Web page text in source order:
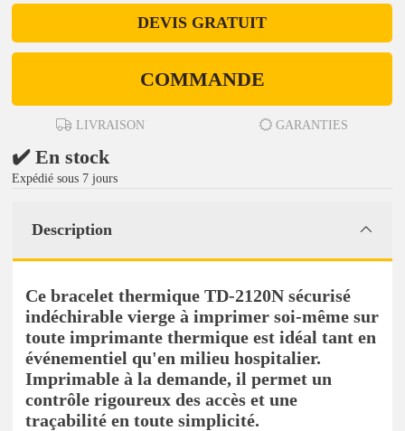
DEVIS GRATUIT
COMMANDE
LIVRAISON GARANTIES
✔️ En stock
Expédié sous 7 jours
Description
Ce bracelet thermique TD-2120N sécurisé
indéchirable vierge à imprimer soi-même sur
toute imprimante thermique est idéal tant en
événementiel qu'en milieu hospitalier.
Imprimable à la demande, il permet un
contrôle rigoureux des accès et une
traçabilité en toute simplicité.